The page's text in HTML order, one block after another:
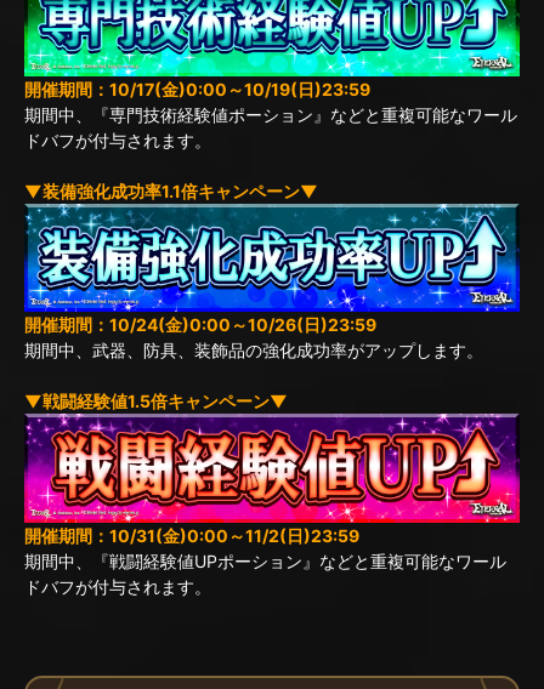
開催期間：10/17(金)0:00～10/19(日)23:59
期間中、『専門技術経験値ポーション』などと重複可能なワール
ドバフが付与されます。
▼装備強化成功率1.1倍キャンペーン▼
開催期間：10/24(金)0:00～10/26(日)23:59
期間中、武器、防具、装飾品の強化成功率がアップします。
▼戦闘経験値1.5倍キャンペーン▼
開催期間：10/31(金)0:00～11/2(日)23:59
期間中、『戦闘経験値UPポーション』などと重複可能なワール
ドバフが付与されます。